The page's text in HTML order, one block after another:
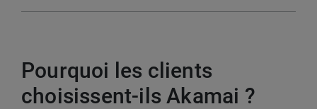
Pourquoi les clients
choisissent-ils Akamai ?